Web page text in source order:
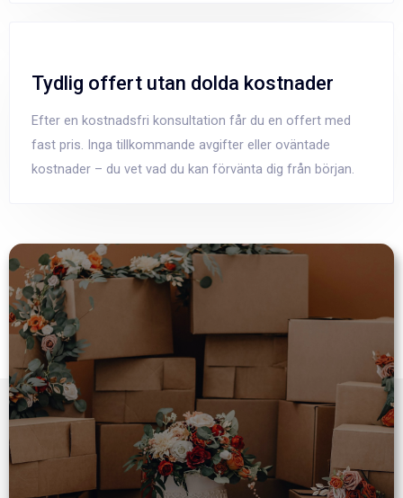
Tydlig offert utan dolda kostnader
Efter en kostnadsfri konsultation får du en offert med
fast pris. Inga tillkommande avgifter eller oväntade
kostnader – du vet vad du kan förvänta dig från början.